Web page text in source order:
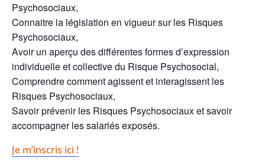
Psychosociaux,
Connaitre la législation en vigueur sur les Risques
Psychosociaux,
Avoir un aperçu des différentes formes d’expression
individuelle et collective du Risque Psychosocial,
Comprendre comment agissent et interagissent les
Risques Psychosociaux,
Savoir prévenir les Risques Psychosociaux et savoir
accompagner les salariés exposés.
Je m’inscris ici !